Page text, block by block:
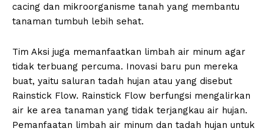
cacing dan mikroorganisme tanah yang membantu
tanaman tumbuh lebih sehat.
Tim Aksi juga memanfaatkan limbah air minum agar
tidak terbuang percuma. Inovasi baru pun mereka
buat, yaitu saluran tadah hujan atau yang disebut
Rainstick Flow. Rainstick Flow berfungsi mengalirkan
air ke area tanaman yang tidak terjangkau air hujan.
Pemanfaatan limbah air minum dan tadah hujan untuk